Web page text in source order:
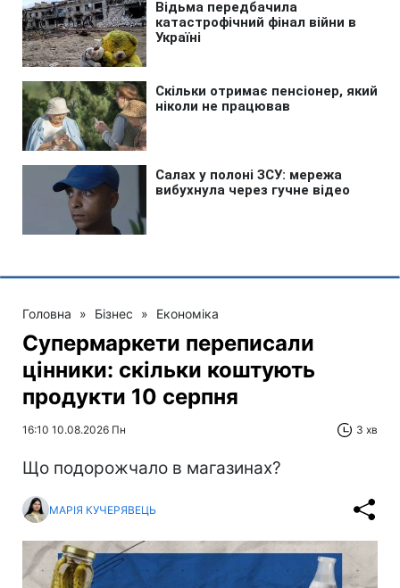
Головна » Бізнес » Економіка
Супермаркети переписали
цінники: скільки коштують
продукти 10 серпня
16:10 10.08.2026 Пн 3 хв
Що подорожчало в магазинах?
МАРІЯ КУЧЕРЯВЕЦЬ